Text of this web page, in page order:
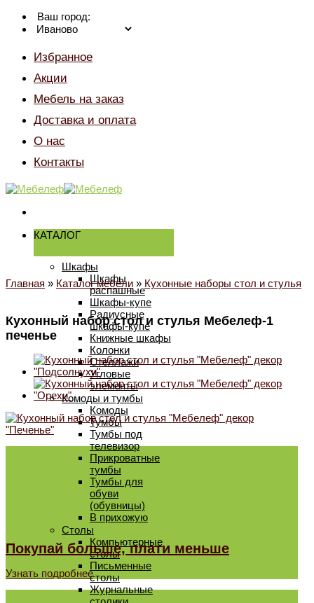
Skip
Ваш город:
Избранное
Акции
Мебель на заказ
Доставка и оплата
О нас
Контакты
КАТАЛОГ
Шкафы
Шкафы
распашные
Шкафы-купе
Радиусные
шкафы-купе
Книжные шкафы
Колонки
Стеллажи
Угловые
элементы
Комоды и тумбы
Комоды
Тумбы
Тумбы под
телевизор
Прикроватные
тумбы
Тумбы для
обуви
(обувницы)
В прихожую
Столы
Компьютерные
столы
Письменные
столы
Журнальные
Главная » Каталог мебели » Кухонные наборы стол и стулья
Кухонный набор стол и стулья Мебелеф-1
печенье
Покупай больше, плати меньше
Узнать подробнее